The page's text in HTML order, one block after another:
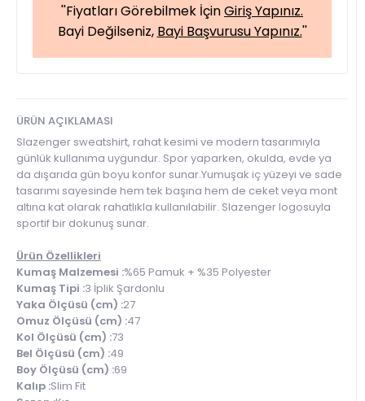
''Fiyatları Görebilmek İçinGiriş Yapınız.
Bayi Değilseniz, Bayi Başvurusu Yapınız.''
ÜRÜN AÇIKLAMASI
Slazenger sweatshirt, rahat kesimi ve modern tasarımıyla
günlük kullanıma uygundur. Spor yaparken, okulda, evde ya
da dışarıda gün boyu konfor sunar.Yumuşak iç yüzeyi ve sade
tasarımı sayesinde hem tek başına hem de ceket veya mont
altına kat olarak rahatlıkla kullanılabilir. Slazenger logosuyla
sportif bir dokunuş sunar.
Ürün Özellikleri
Kumaş Malzemesi :%65 Pamuk + %35 Polyester
Kumaş Tipi :3 İplik Şardonlu
Yaka Ölçüsü (cm) :27
Omuz Ölçüsü (cm) :47
Kol Ölçüsü (cm) :73
Bel Ölçüsü (cm) :49
Boy Ölçüsü (cm) :69
Kalıp :Slim Fit